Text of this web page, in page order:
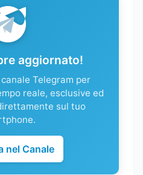
aggiornato!
Telegram per
reale, esclusive ed
sul tuo
nel Canale